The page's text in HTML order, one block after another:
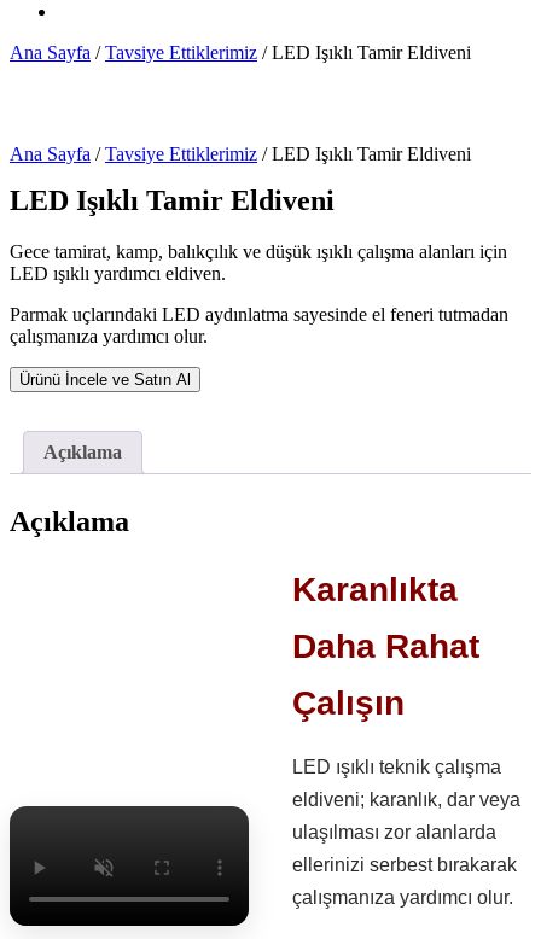
Ana Sayfa /Tavsiye Ettiklerimiz / LED Işıklı Tamir Eldiveni
Ana Sayfa /Tavsiye Ettiklerimiz / LED Işıklı Tamir Eldiveni
LED Işıklı Tamir Eldiveni
Gece tamirat, kamp, balıkçılık ve düşük ışıklı çalışma alanları için
LED ışıklı yardımcı eldiven.
Parmak uçlarındaki LED aydınlatma sayesinde el feneri tutmadan
çalışmanıza yardımcı olur.
Ürünü İncele ve Satın Al
Açıklama
Açıklama
Karanlıkta
Daha Rahat
Çalışın
LED ışıklı teknik çalışma
eldiveni; karanlık, dar veya
ulaşılması zor alanlarda
ellerinizi serbest bırakarak
çalışmanıza yardımcı olur.